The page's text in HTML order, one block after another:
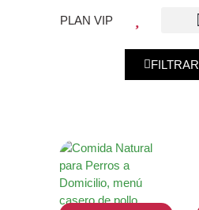
PLAN VIP
FILTRAR